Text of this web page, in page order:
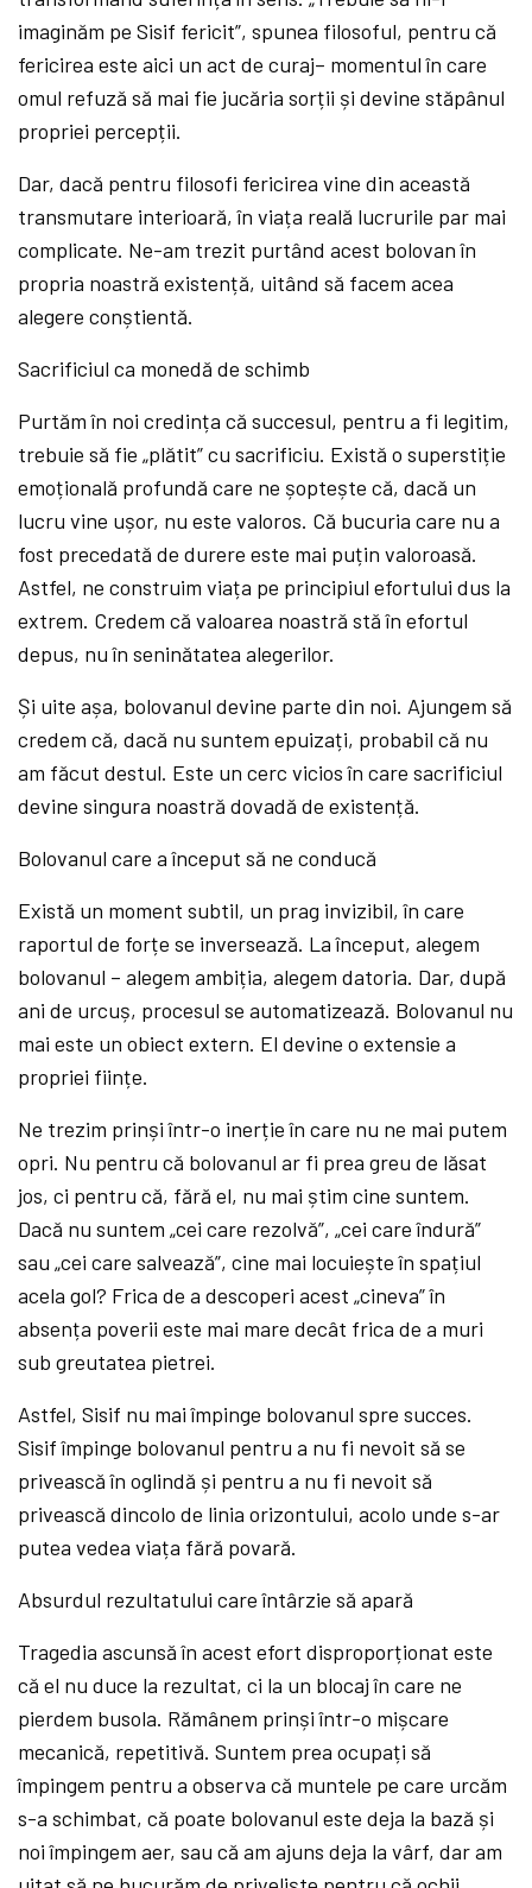
imaginăm pe Sisif fericit”, spunea filosoful, pentru că
fericirea este aici un act de curaj– momentul în care
omul refuză să mai fie jucăria sorții și devine stăpânul
propriei percepții.
Dar, dacă pentru filosofi fericirea vine din această
transmutare interioară, în viața reală lucrurile par mai
complicate. Ne-am trezit purtând acest bolovan în
propria noastră existență, uitând să facem acea
alegere conștientă.
Sacrificiul ca monedă de schimb
Purtăm în noi credința că succesul, pentru a fi legitim,
trebuie să fie „plătit” cu sacrificiu. Există o superstiție
emoțională profundă care ne șoptește că, dacă un
lucru vine ușor, nu este valoros. Că bucuria care nu a
fost precedată de durere este mai puțin valoroasă.
Astfel, ne construim viața pe principiul efortului dus la
extrem. Credem că valoarea noastră stă în efortul
depus, nu în seninătatea alegerilor.
Și uite așa, bolovanul devine parte din noi. Ajungem să
credem că, dacă nu suntem epuizați, probabil că nu
am făcut destul. Este un cerc vicios în care sacrificiul
devine singura noastră dovadă de existență.
Bolovanul care a început să ne conducă
Există un moment subtil, un prag invizibil, în care
raportul de forțe se inversează. La început, alegem
bolovanul – alegem ambiția, alegem datoria. Dar, după
ani de urcuș, procesul se automatizează. Bolovanul nu
mai este un obiect extern. El devine o extensie a
propriei ființe.
Ne trezim prinși într-o inerție în care nu ne mai putem
opri. Nu pentru că bolovanul ar fi prea greu de lăsat
jos, ci pentru că, fără el, nu mai știm cine suntem.
Dacă nu suntem „cei care rezolvă”, „cei care îndură”
sau „cei care salvează”, cine mai locuiește în spațiul
acela gol? Frica de a descoperi acest „cineva” în
absența poverii este mai mare decât frica de a muri
sub greutatea pietrei.
Astfel, Sisif nu mai împinge bolovanul spre succes.
Sisif împinge bolovanul pentru a nu fi nevoit să se
privească în oglindă și pentru a nu fi nevoit să
privească dincolo de linia orizontului, acolo unde s-ar
putea vedea viața fără povară.
Absurdul rezultatului care întârzie să apară
Tragedia ascunsă în acest efort disproporționat este
că el nu duce la rezultat, ci la un blocaj în care ne
pierdem busola. Rămânem prinși într-o mișcare
mecanică, repetitivă. Suntem prea ocupați să
împingem pentru a observa că muntele pe care urcăm
s-a schimbat, că poate bolovanul este deja la bază și
noi împingem aer, sau că am ajuns deja la vârf, dar am